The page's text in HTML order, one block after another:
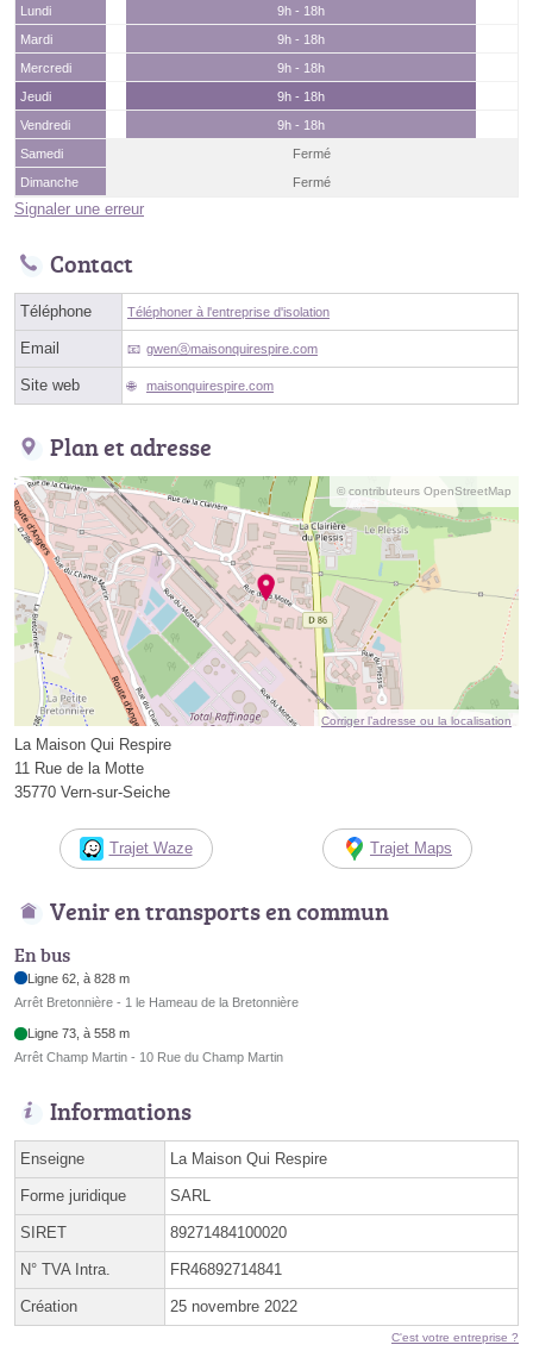
Lundi
9h - 18h
Mardi
9h - 18h
Mercredi
9h - 18h
Jeudi
9h - 18h
Vendredi
9h - 18h
Samedi
Fermé
Dimanche
Fermé
Signaler une erreur
Contact
Téléphone Téléphoner à l'entreprise d'isolation
Email gwenⓐmaisonquirespire.com
Site web maisonquirespire.com
Plan et adresse
© contributeurs OpenStreetMap
Corriger l’adresse ou la localisation
La Maison Qui Respire
11 Rue de la Motte
35770 Vern-sur-Seiche
Trajet Waze Trajet Maps
Venir en transports en commun
En bus
Ligne 62, à 828 m
Arrêt Bretonnière - 1 le Hameau de la Bretonnière
Ligne 73, à 558 m
Arrêt Champ Martin - 10 Rue du Champ Martin
Informations
Enseigne La Maison Qui Respire
Forme juridique SARL
SIRET 89271484100020
N° TVA Intra. FR46892714841
Création 25 novembre 2022
C'est votre entreprise ?